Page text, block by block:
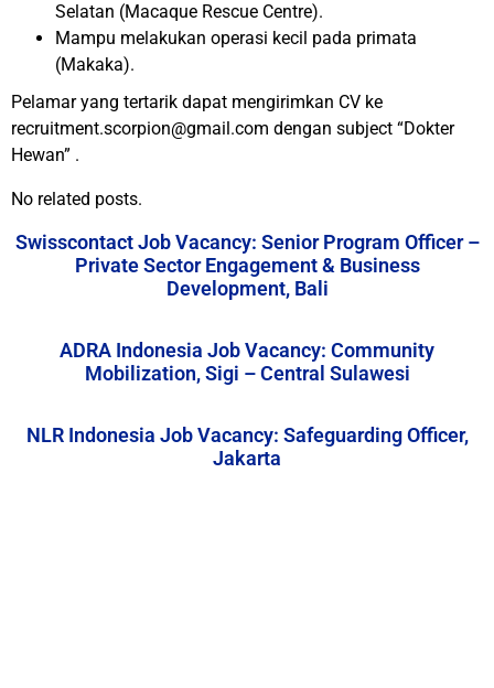
Selatan (Macaque Rescue Centre).
Mampu melakukan operasi kecil pada primata
(Makaka).
Pelamar yang tertarik dapat mengirimkan CV ke
recruitment.scorpion@gmail.com dengan subject “Dokter
Hewan” .
No related posts.
Swisscontact Job Vacancy: Senior Program Officer –
Private Sector Engagement & Business
Development, Bali
ADRA Indonesia Job Vacancy: Community
Mobilization, Sigi – Central Sulawesi
NLR Indonesia Job Vacancy: Safeguarding Officer,
Jakarta